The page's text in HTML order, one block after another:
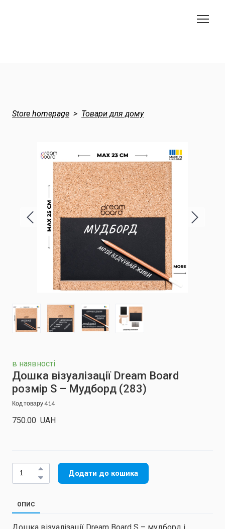
Store homepage Товари для дому
в наявності
Дошка візуалізації Dream Board
розмір S – Мудборд (283)
Код товару 414
750.00  UAH
Додати до кошика
ОПИС
Дошка візуалізації Dream Board S – мудборд і